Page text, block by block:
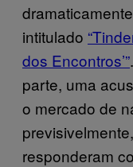
intitulado
dos Encontros’”
parte, uma
o mercado de
responderam